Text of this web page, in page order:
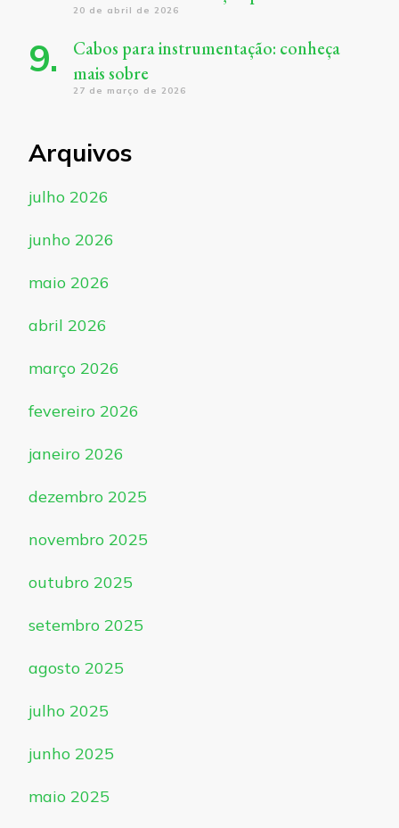
20 de abril de 2026
Cabos para instrumentação: conheça
mais sobre
27 de março de 2026
Arquivos
julho 2026
junho 2026
maio 2026
abril 2026
março 2026
fevereiro 2026
janeiro 2026
dezembro 2025
novembro 2025
outubro 2025
setembro 2025
agosto 2025
julho 2025
junho 2025
maio 2025